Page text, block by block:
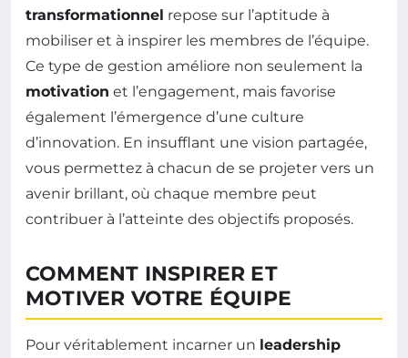
transformationnel repose sur l’aptitude à
mobiliser et à inspirer les membres de l’équipe.
Ce type de gestion améliore non seulement la
motivation et l’engagement, mais favorise
également l’émergence d’une culture
d’innovation. En insufflant une vision partagée,
vous permettez à chacun de se projeter vers un
avenir brillant, où chaque membre peut
contribuer à l’atteinte des objectifs proposés.
COMMENT INSPIRER ET
MOTIVER VOTRE ÉQUIPE
Pour véritablement incarner un leadership